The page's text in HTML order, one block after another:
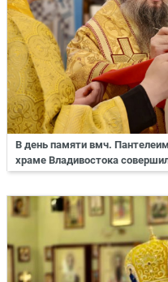
В день памяти вмч.
храме Владивостока